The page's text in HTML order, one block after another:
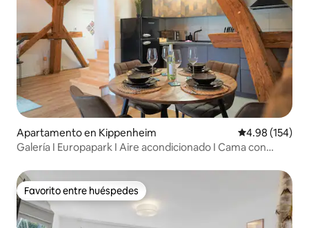
Apartamento en Kippenheim Calificación
4.98 (154)
Galería I Europapark I Aire acondicionado I Cama con
Favorito entre huéspedes
Favorito entre huéspedes